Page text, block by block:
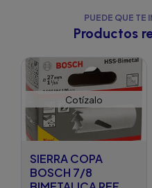
PUEDE QUE TE
Productos
Cotízalo
SIERRA COPA
BOSCH 7/8